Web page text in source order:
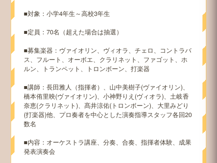
■対象：小学4年生～高校3年生
■定員：70名（超えた場合は抽選）
■募集楽器：ヴァイオリン、ヴィオラ、チェロ、コントラバ
ス、フルート、オーボエ、クラリネット、ファゴット、ホ
ルン、トランペット、トロンボーン、打楽器
■講師：長田雅人（指揮者）、山中美樹子(ヴァイオリン)、
橋本侑里映(ヴァイオリン)、小神野りえ(ヴィオラ)、土岐香
奈恵(クラリネット)、髙井涼佑(トロンボーン)、大里みどり
(打楽器)他、プロ奏者を中心とした演奏指導スタッフ各回20
数名
■内容：オーケストラ講座、分奏、合奏、指揮者体験、成果
発表演奏会